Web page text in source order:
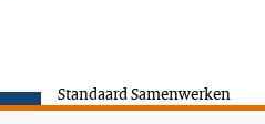
Standaard Samenwerken